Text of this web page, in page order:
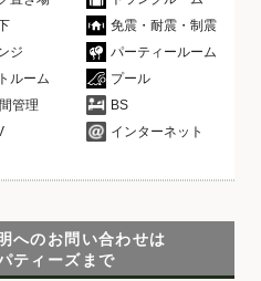
免震・耐震・制震
ジ
パーティールーム
ルーム
プール
管理
BS
インターネット
へのお問い合わせは
ティーズまで